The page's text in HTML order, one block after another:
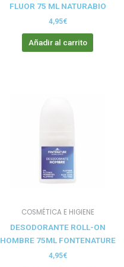
FLUOR 75 ML NATURABIO
4,95€
Añadir al carrito
COSMÉTICA E HIGIENE
DESODORANTE ROLL-ON
HOMBRE 75ML FONTENATURE
4,95€